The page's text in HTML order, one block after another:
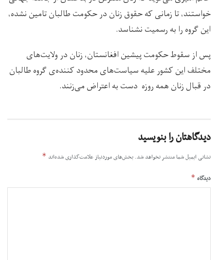
خواستند، تا زمانی که حقوق زنان در حکومت طالبان تامین نشده،
این گروه را به رسمیت نشناسد.
پس از سقوط حکومت پیشین افغانستان، زنان در ولایت‌های
مختلف این کشور علیه سیاست‌های محدود کننده‌ی گروه طالبان
در قبال زنان همه روزه دست به اعتراض می‌زنند.
دیدگاهتان را بنویسید
نشانی ایمیل شما منتشر نخواهد شد. بخش‌های موردنیاز علامت‌گذاری شده‌اند *
دیدگاه *